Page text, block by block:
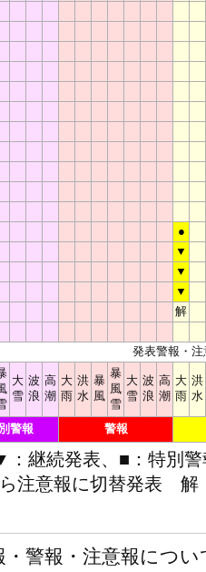
●
▼
▼
▼
解
発表警報・
大
雪
波
浪
高
潮
大
雨
洪
水
暴
風
暴
風
雪
大
雪
波
浪
高
潮
大
雨
洪
水
警報 警報
継続発表、■：特別
注意報に切替発表 解
警報・注意報につい